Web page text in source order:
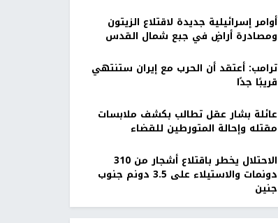
أوامر إسرائيلية جديدة لاقتلاع الزيتون
ومصادرة أراضٍ في جبع شمال القدس
ترامب: أعتقد أن الحرب مع إيران ستنتهي
قريبًا جدًا
عائلة بشار عقل تطالب بكشف ملابسات
مقتله وإحالة المتورطين للقضاء
الاحتلال يخطر باقتلاع أشجار من 310
دونمات والاستيلاء على 3.5 دونم جنوب
جنين